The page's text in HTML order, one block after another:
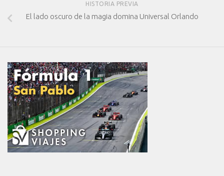
HISTORIA PREVIA
El lado oscuro de la magia domina Universal Orlando